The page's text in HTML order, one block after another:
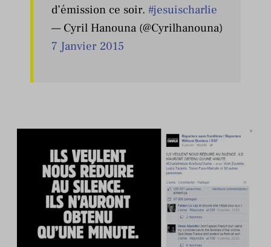
d’émission ce soir. #jesuischarlie
— Cyril Hanouna (@Cyrilhanouna)
7 Janvier 2015